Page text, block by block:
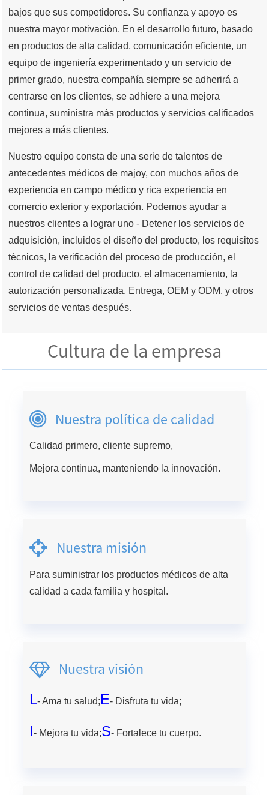
bajos que sus competidores. Su confianza y apoyo es
nuestra mayor motivación. En el desarrollo futuro, basado
en productos de alta calidad, comunicación eficiente, un
equipo de ingeniería experimentado y un servicio de
primer grado, nuestra compañía siempre se adherirá a
centrarse en los clientes, se adhiere a una mejora
continua, suministra más productos y servicios calificados
mejores a más clientes.
Nuestro equipo consta de una serie de talentos de
antecedentes médicos de majoy, con muchos años de
experiencia en campo médico y rica experiencia en
comercio exterior y exportación. Podemos ayudar a
nuestros clientes a lograr uno - Detener los servicios de
adquisición, incluidos el diseño del producto, los requisitos
técnicos, la verificación del proceso de producción, el
control de calidad del producto, el almacenamiento, la
autorización personalizada. Entrega, OEM y ODM, y otros
servicios de ventas después.
Cultura de la empresa
Nuestra política de calidad
Calidad primero, cliente supremo,
Mejora continua, manteniendo la innovación.
Nuestra misión
Para suministrar los productos médicos de alta
calidad a cada familia y hospital.
Nuestra visión
L- Ama tu salud;E- Disfruta tu vida;
I- Mejora tu vida;S- Fortalece tu cuerpo.